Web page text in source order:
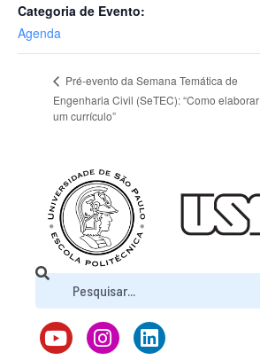
Categoria de Evento:
Agenda
Pré-evento da Semana Temática de
Engenharia Civil (SeTEC): “Como elaborar
um currículo”